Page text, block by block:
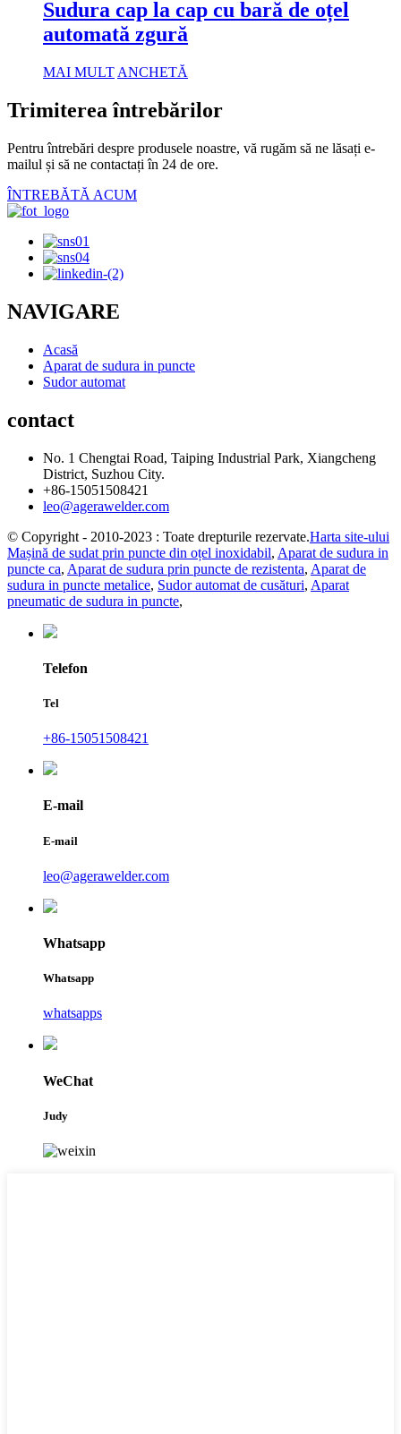
Sudura cap la cap cu bară de oțel
automată zgură
MAI MULT ANCHETĂ
Trimiterea întrebărilor
Pentru întrebări despre produsele noastre, vă rugăm să ne lăsați e-
mailul și să ne contactați în 24 de ore.
ÎNTREBĂTĂ ACUM
NAVIGARE
Acasă
Aparat de sudura in puncte
Sudor automat
contact
No. 1 Chengtai Road, Taiping Industrial Park, Xiangcheng
District, Suzhou City.
+86-15051508421
leo@agerawelder.com
© Copyright - 2010-2023 : Toate drepturile rezervate.Harta site-ului
Mașină de sudat prin puncte din oțel inoxidabil, Aparat de sudura in
puncte ca, Aparat de sudura prin puncte de rezistenta, Aparat de
sudura in puncte metalice, Sudor automat de cusături, Aparat
pneumatic de sudura in puncte,
Telefon
Tel
+86-15051508421
E-mail
E-mail
leo@agerawelder.com
Whatsapp
Whatsapp
whatsapps
WeChat
Judy